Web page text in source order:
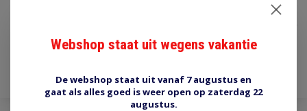
€10,00
Toevoegen aan winkelwagen
Webshop staat uit wegens vakantie
De webshop staat uit vanaf 7 augustus en
gaat als alles goed is weer open op zaterdag 22
augustus.